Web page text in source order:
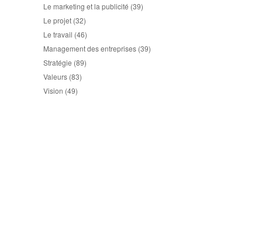
Le marketing et la publicité (39)
Le projet (32)
Le travail (46)
Management des entreprises (39)
Stratégie (89)
Valeurs (83)
Vision (49)